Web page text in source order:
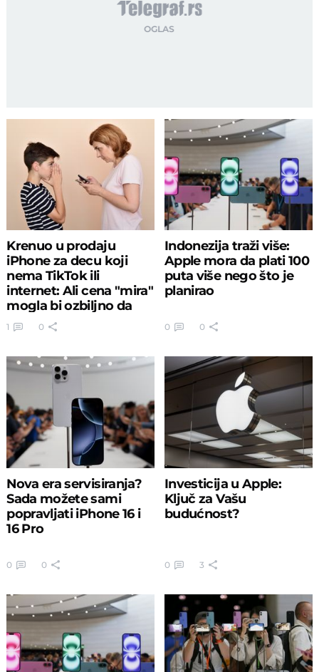
Krenuo u prodaju
iPhone za decu koji
nema TikTok ili
internet: Ali cena "mira"
mogla bi ozbiljno da
zaboli
1 0
Indonezija traži više:
Apple mora da plati 100
puta više nego što je
planirao
0 0
Nova era servisiranja?
Sada možete sami
popravljati iPhone 16 i
16 Pro
0 0
Investicija u Apple:
Ključ za Vašu
budućnost?
0 3